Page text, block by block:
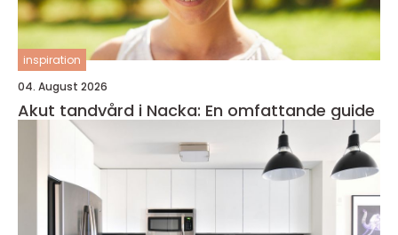
inspiration
04. August 2026
Akut tandvård i Nacka: En omfattande guide